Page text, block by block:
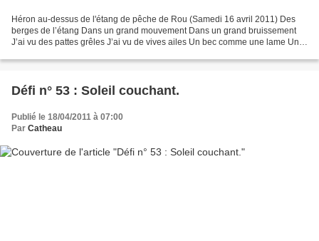
Héron au-dessus de l'étang de pêche de Rou (Samedi 16 avril 2011) Des
berges de l’étang Dans un grand mouvement Dans un grand bruissement
J’ai vu des pattes grêles J’ai vu de vives ailes Un bec comme une lame Un
Défi n° 53 : Soleil couchant.
Publié le 18/04/2011 à 07:00
Par Catheau